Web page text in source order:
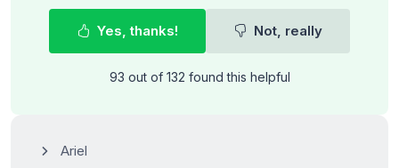
Yes, thanks! Not, really
93 out of 132 found this helpful
Ariel